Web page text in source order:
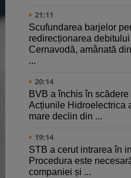
21:11
Scufundarea barjelor
redirecționarea
Cernavodă, amânată
...
20:14
BVB a închis în
Acțiunile Hidroelectrica
mare declin din ...
19:14
STB a cerut intrarea în
Procedura este
companiei și ...